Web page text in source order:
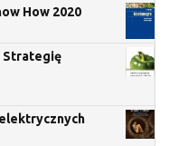
How 2020
Strategię